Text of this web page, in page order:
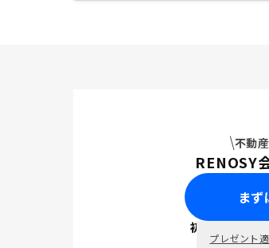
不動
RENOSY
ま
初回面談で
プレゼント